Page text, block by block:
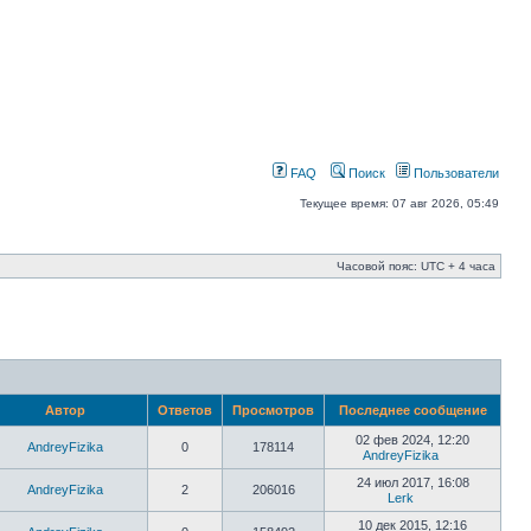
FAQ Поиск Пользователи
Текущее время: 07 авг 2026, 05:49
Часовой пояс: UTC + 4 часа
Автор Ответов Просмотров Последнее сообщение
AndreyFizika 0 178114
02 фев 2024, 12:20
AndreyFizika
AndreyFizika 2 206016
24 июл 2017, 16:08
Lerk
10 дек 2015, 12:16